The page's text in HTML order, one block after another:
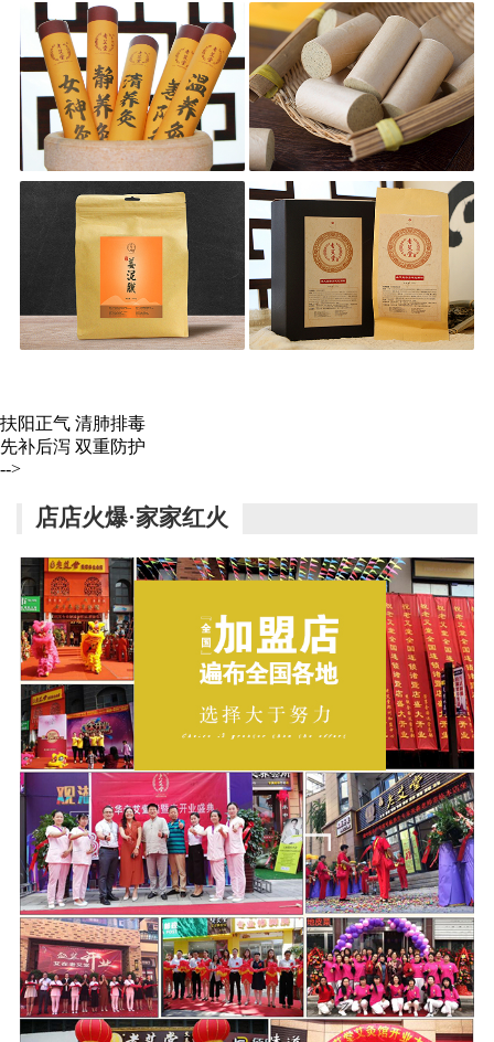
扶阳正气 清肺排毒
先补后泻 双重防护
-->
店店火爆·家家红火